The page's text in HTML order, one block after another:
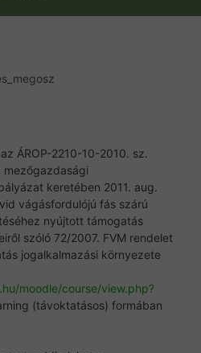
ÁROP-2210-10-2010. sz.
mezőgazdasági
keretében 2011. aug.
vágásfordulójú fás szárú
nyújtott támogatás
szóló 72/2007. FVM rendelet
jogalkalmazási környezete
moodle/course/view.php?
(távoktatásos) formában